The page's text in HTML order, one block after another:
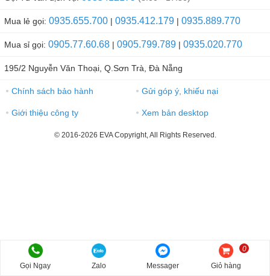
Mua lẻ gọi: 0935.655.700 | 0935.412.179 | 0935.889.770
Mua sỉ gọi: 0905.77.60.68 | 0905.799.789 | 0935.020.770
195/2 Nguyễn Văn Thoại, Q.Sơn Trà, Đà Nẵng
● Chính sách bảo hành ● Gửi góp ý, khiếu nại
● Giới thiệu công ty ● Xem bản desktop
© 2016-2026 EVA Copyright, All Rights Reserved.
Gọi Ngay Zalo Messager Giỏ hàng
0